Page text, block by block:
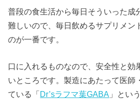
普段の食生活から毎日そういった成
難しいので、毎日飲めるサプリメン
のが一番です。
口に入れるものなので、安全性と効
いところです。製造にあたって医師
ている「Dr’sラフマ葉GABA 」とい